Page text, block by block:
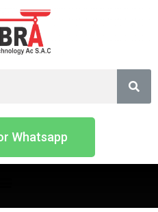
Whatsapp